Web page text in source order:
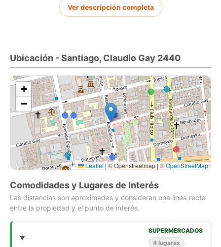
A 2 cuadras del metro Toesca
Coordinar visita con Corredor de Propiedades [Use el
Ver descripción completa
Ubicación - Santiago, Claudio Gay 2440
+
−
Leaflet | © Openstreetmap | ©OpenStreetMap
Comodidades y Lugares de Interés
Las distancias son aproximadas y consideran una línea recta
entre la propiedad y el punto de interés.
SUPERMERCADOS
4 lugares